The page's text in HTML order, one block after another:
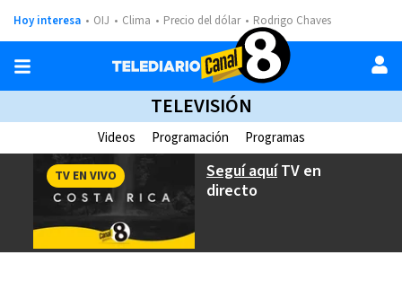
Hoy interesa OIJ Clima Precio del dólar Rodrigo Chaves
TELEVISIÓN
Videos Programación Programas
Seguí aquíTV en
directo
TV EN VIVO